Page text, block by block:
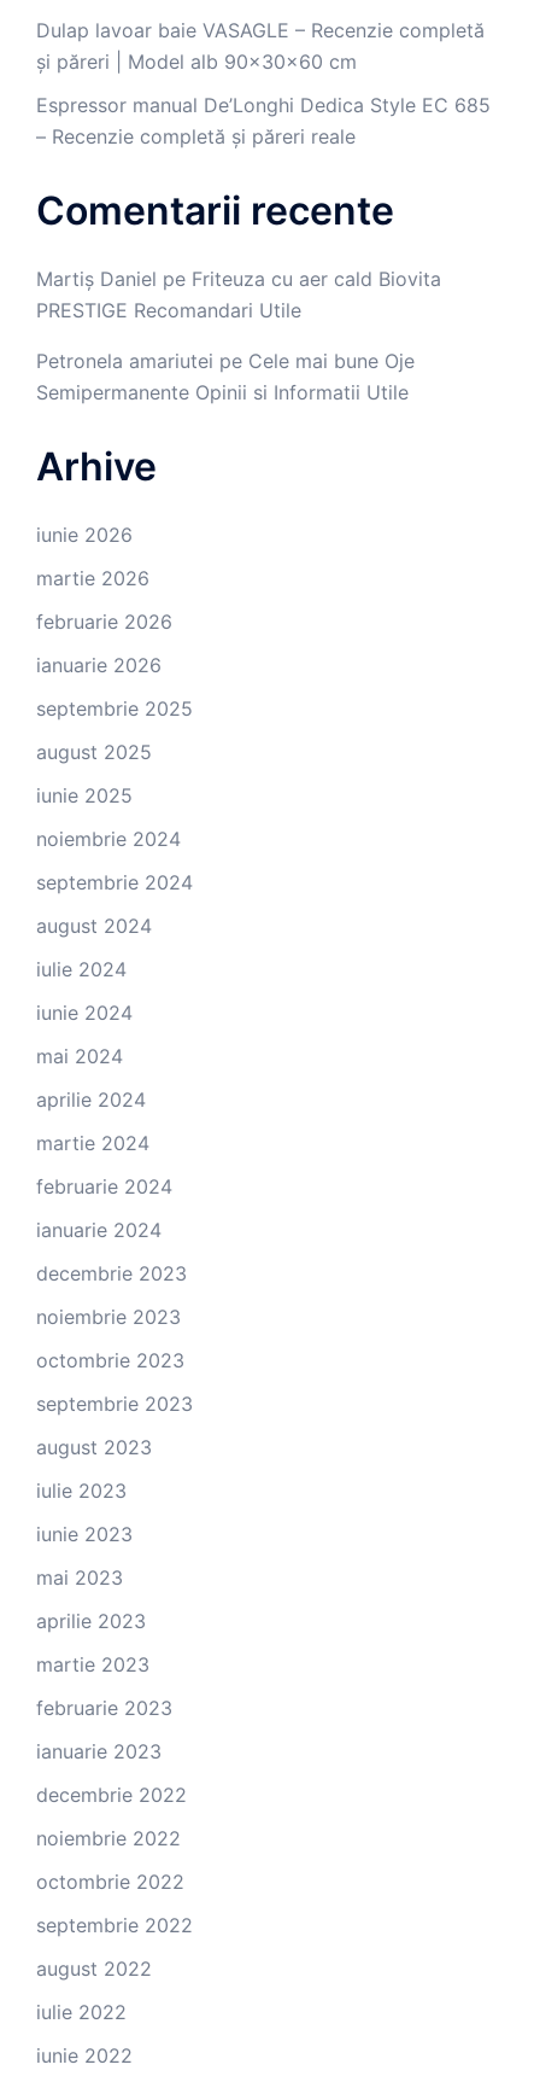
Dulap lavoar baie VASAGLE – Recenzie completă
și păreri | Model alb 90x30x60 cm
Espressor manual De’Longhi Dedica Style EC 685
– Recenzie completă și păreri reale
Comentarii recente
Martiș Daniel pe Friteuza cu aer cald Biovita
PRESTIGE Recomandari Utile
Petronela amariutei pe Cele mai bune Oje
Semipermanente Opinii si Informatii Utile
Arhive
iunie 2026
martie 2026
februarie 2026
ianuarie 2026
septembrie 2025
august 2025
iunie 2025
noiembrie 2024
septembrie 2024
august 2024
iulie 2024
iunie 2024
mai 2024
aprilie 2024
martie 2024
februarie 2024
ianuarie 2024
decembrie 2023
noiembrie 2023
octombrie 2023
septembrie 2023
august 2023
iulie 2023
iunie 2023
mai 2023
aprilie 2023
martie 2023
februarie 2023
ianuarie 2023
decembrie 2022
noiembrie 2022
octombrie 2022
septembrie 2022
august 2022
iulie 2022
iunie 2022